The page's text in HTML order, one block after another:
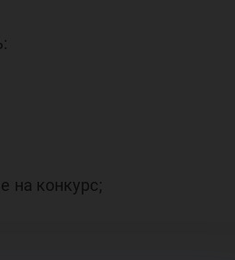
на конкурс;